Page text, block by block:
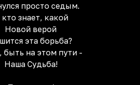
просто седым.
знает, какой
Новой верой
эта борьба?
быть на этом пути -
Наша Судьба!